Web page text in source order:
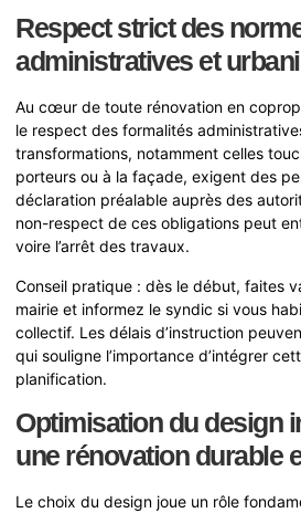
Respect strict des
administratives et
Au cœur de toute rénovation en
le respect des formalités
transformations, notamment celles
porteurs ou à la façade, exigent des
déclaration préalable auprès des
non-respect de ces obligations peut
voire l’arrêt des travaux.
Conseil pratique : dès le début, faites
mairie et informez le syndic si vous
collectif. Les délais d’instruction
qui souligne l’importance d’intégrer
planification.
Optimisation du design
une rénovation durable
Le choix du design joue un rôle